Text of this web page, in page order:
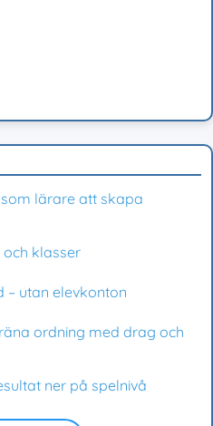
lärare att skapa
klasser
– utan elevkonton
ordning med drag och
ner på spelnivå